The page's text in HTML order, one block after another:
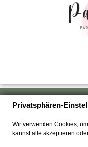
Über uns|Versand &
Privatsphären-
Wir verwenden Cookies,
kannst alle akzeptieren